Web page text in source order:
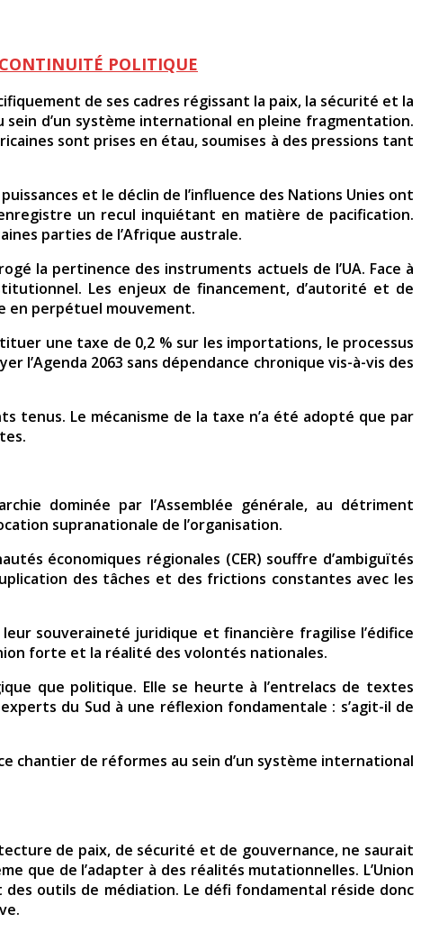
POLITIQUE
de ses cadres régissant la paix, la sécurité et la
d’un système international en pleine fragmentation.
sont prises en étau, soumises à des pressions tant
et le déclin de l’influence des Nations Unies ont
un recul inquiétant en matière de pacification.
parties de l’Afrique australe.
la pertinence des instruments actuels de l’UA. Face à
Les enjeux de financement, d’autorité et de
en perpétuel mouvement.
une taxe de 0,2 % sur les importations, le processus
l’Agenda 2063 sans dépendance chronique vis-à-vis des
tenus. Le mécanisme de la taxe n’a été adopté que par
dominée par l’Assemblée générale, au détriment
supranationale de l’organisation.
économiques régionales (CER) souffre d’ambiguïtés
des tâches et des frictions constantes avec les
souveraineté juridique et financière fragilise l’édifice
forte et la réalité des volontés nationales.
que politique. Elle se heurte à l’entrelacs de textes
du Sud à une réflexion fondamentale : s’agit-il de
chantier de réformes au sein d’un système international
de paix, de sécurité et de gouvernance, ne saurait
que de l’adapter à des réalités mutationnelles. L’Union
outils de médiation. Le défi fondamental réside donc